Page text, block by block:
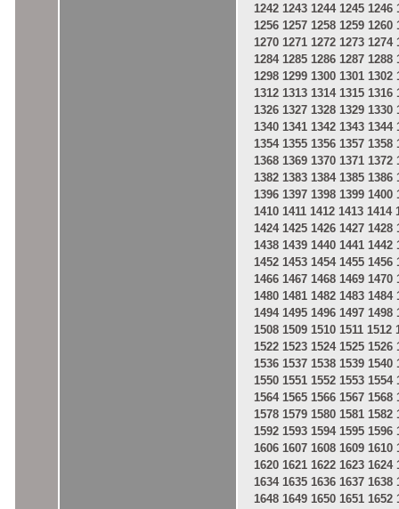
1242 1243 1244 1245 1246
1256 1257 1258 1259 1260
1270 1271 1272 1273 1274
1284 1285 1286 1287 1288
1298 1299 1300 1301 1302
1312 1313 1314 1315 1316
1326 1327 1328 1329 1330
1340 1341 1342 1343 1344
1354 1355 1356 1357 1358
1368 1369 1370 1371 1372
1382 1383 1384 1385 1386
1396 1397 1398 1399 1400
1410 1411 1412 1413 1414
1424 1425 1426 1427 1428
1438 1439 1440 1441 1442
1452 1453 1454 1455 1456
1466 1467 1468 1469 1470
1480 1481 1482 1483 1484
1494 1495 1496 1497 1498
1508 1509 1510 1511 1512
1522 1523 1524 1525 1526
1536 1537 1538 1539 1540
1550 1551 1552 1553 1554
1564 1565 1566 1567 1568
1578 1579 1580 1581 1582
1592 1593 1594 1595 1596
1606 1607 1608 1609 1610
1620 1621 1622 1623 1624
1634 1635 1636 1637 1638
1648 1649 1650 1651 1652